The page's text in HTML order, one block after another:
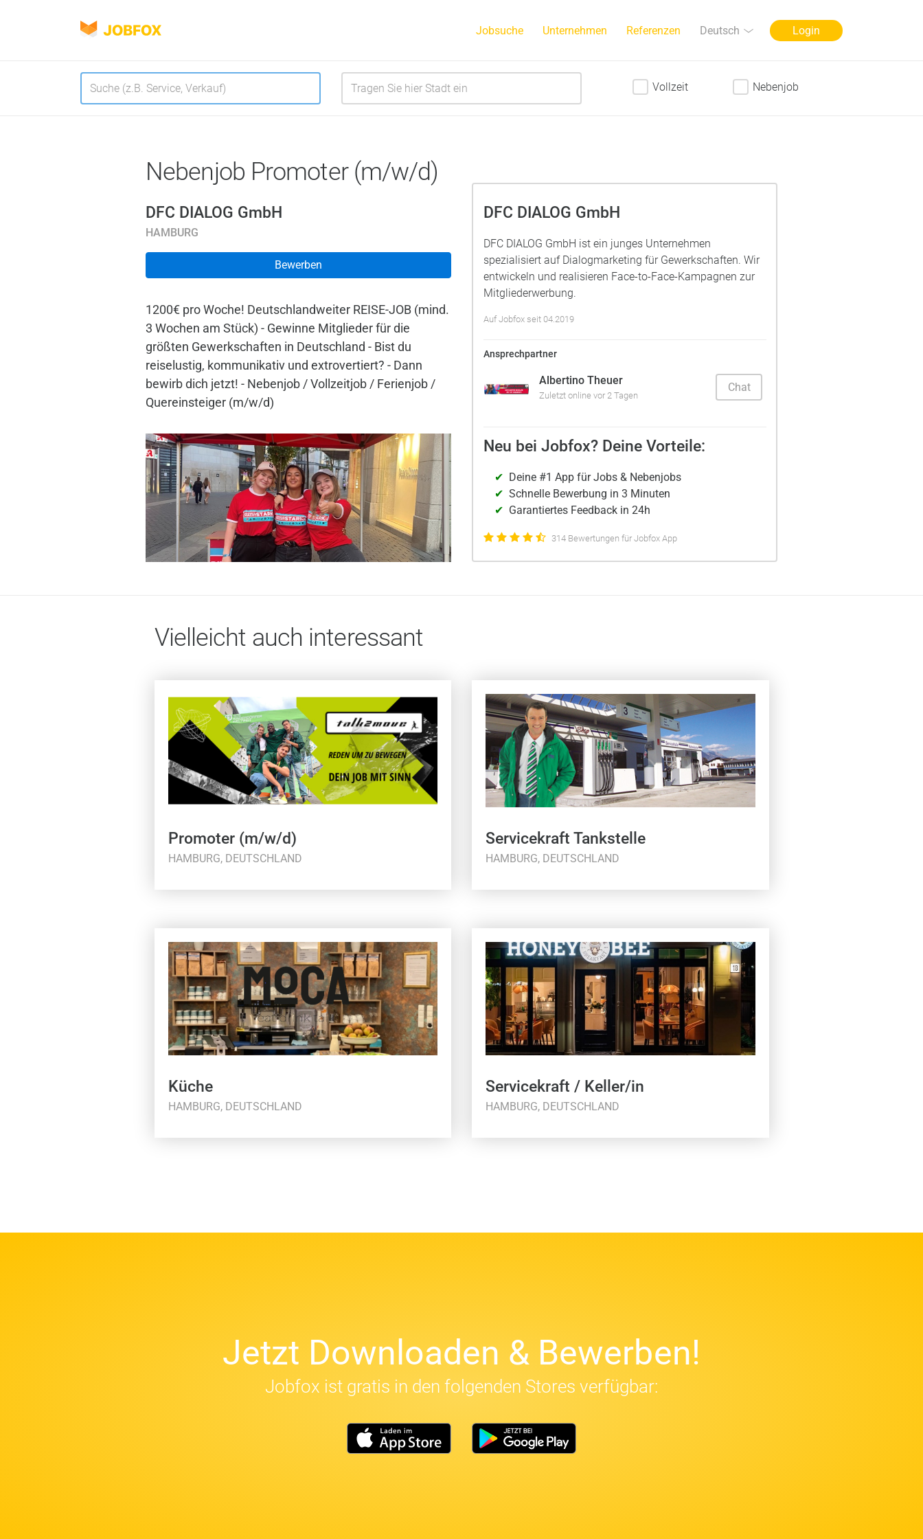
JOBFOX Navigation
Sprache Jobsuche Unternehmen Referenzen Sprache
Deutsch Login
Vollzeit Nebenjob
Nebenjob Promoter (m/w/d)
DFC DIALOG GmbH
HAMBURG
Bewerben
1200€ pro Woche! Deutschlandweiter REISE-JOB (mind.
3 Wochen am Stück) - Gewinne Mitglieder für die
größten Gewerkschaften in Deutschland - Bist du
reiselustig, kommunikativ und extrovertiert? - Dann
bewirb dich jetzt! - Nebenjob / Vollzeitjob / Ferienjob /
Quereinsteiger (m/w/d)
DFC DIALOG GmbH
DFC DIALOG GmbH ist ein junges Unternehmen
spezialisiert auf Dialogmarketing für Gewerkschaften. Wir
entwickeln und realisieren Face-to-Face-Kampagnen zur
Mitgliederwerbung.
Auf Jobfox seit 04.2019
Ansprechpartner
Albertino Theuer
Zuletzt online vor 2 Tagen
Chat
Neu bei Jobfox? Deine Vorteile:
Deine #1 App für Jobs & Nebenjobs
Schnelle Bewerbung in 3 Minuten
Garantiertes Feedback in 24h
314 Bewertungen für Jobfox App
Vielleicht auch interessant
Promoter (m/w/d)
HAMBURG, DEUTSCHLAND
Servicekraft Tankstelle
HAMBURG, DEUTSCHLAND
Küche
HAMBURG, DEUTSCHLAND
Servicekraft / Keller/in
HAMBURG, DEUTSCHLAND
Jetzt Downloaden & Bewerben!
Jobfox ist gratis in den folgenden Stores verfügbar: